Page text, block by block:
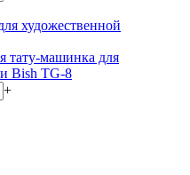
тату-машинка для
Bish TG-8
+